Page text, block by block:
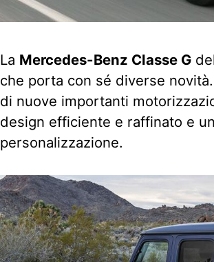
La Mercedes-Benz Classe G
che porta con sé diverse
di nuove importanti
design efficiente e raffinato e
personalizzazione.